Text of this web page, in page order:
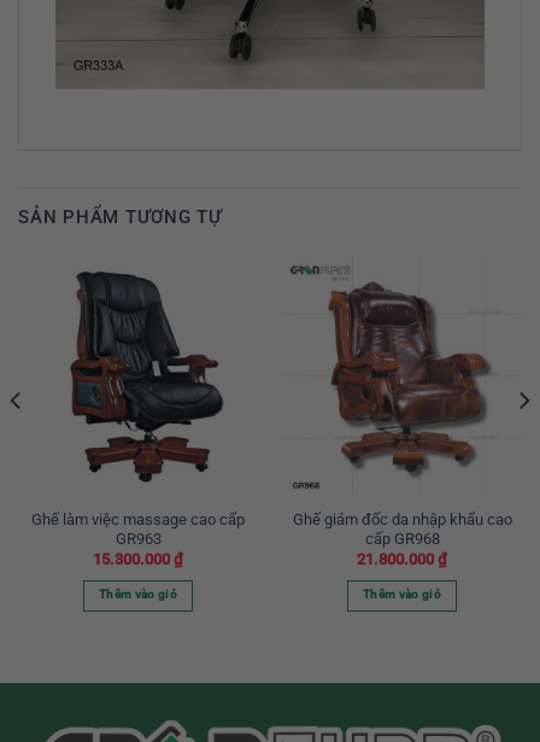
SẢN PHẨM TƯƠNG TỰ
Ghế làm việc massage cao cấp
GR963
15.300.000 ₫
Thêm vào giỏ
Ghế giám đốc da nhập khẩu cao
cấp GR968
21.800.000 ₫
Thêm vào giỏ